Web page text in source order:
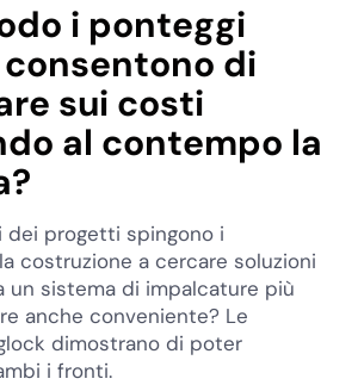
i ponteggi
di
sui costi
al contempo la
progetti spingono i
costruzione a cercare soluzioni
un sistema di impalcature più
anche conveniente? Le
dimostrano di poter
i fronti.